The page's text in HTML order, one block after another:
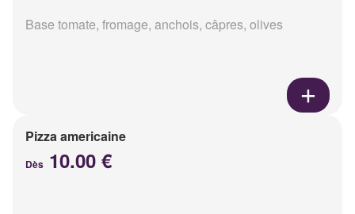
Base tomate, fromage, anchois, câpres, olives
Pizza americaine
Dès 10.00 €